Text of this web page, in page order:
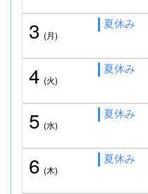
3 (月)
夏休み
4 (火)
夏休み
5 (水)
夏休み
6 (木)
夏休み